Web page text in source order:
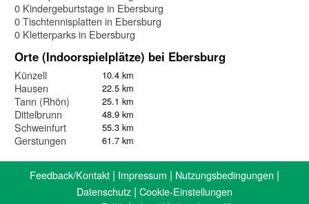
0 Kindergeburtstage in Ebersburg
0 Tischtennisplatten in Ebersburg
0 Kletterparks in Ebersburg
Orte (Indoorspielplätze) bei Ebersburg
Künzell 10.4 km
Hausen 22.5 km
Tann (Rhön) 25.1 km
Dittelbrunn 48.9 km
Schweinfurt 55.3 km
Gerstungen 61.7 km
Feedback/Kontakt | Impressum | Nutzungsbedingungen |
Datenschutz | Cookie-Einstellungen